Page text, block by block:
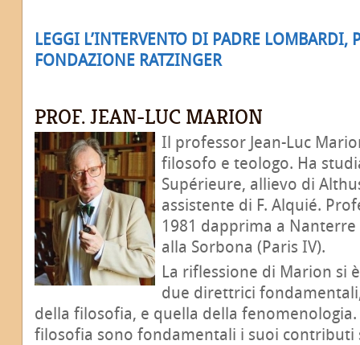
LEGGI L’INTERVENTO DI PADRE LOMBARDI,
FONDAZIONE RATZINGER
PROF. JEAN-LUC MARION
Il professor Jean-Luc
filosofo e teologo. Ha
Supérieure, allievo di
assistente di F. Alquié.
1981 dapprima a Nanterre
alla Sorbona (Paris IV).
La riflessione di Marion si
due direttrici
della filosofia, e quella della
filosofia sono fondamentali i suoi contributi